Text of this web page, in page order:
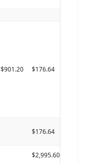
$901.20 $176.64
$176.64
$2,995.60